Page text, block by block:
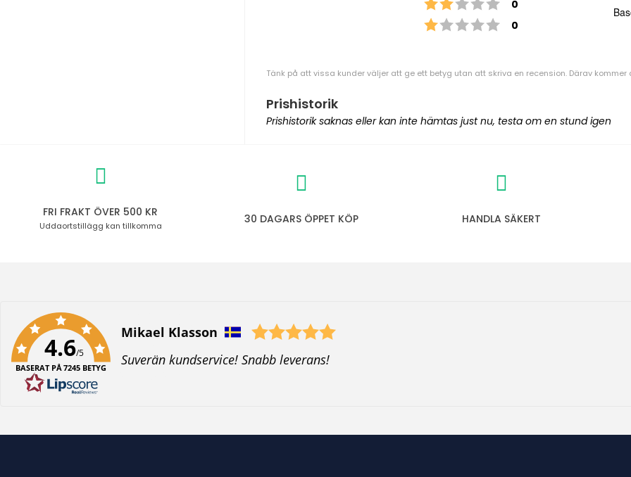
Betyg: 2 utav 5 stjärnor
0
Betyg: 1 utav 5 stjärnor
0
Tänk på att vissa kunder väljer att ge ett betyg utan att skriva en recension. Därav
Prishistorik
Prishistorik saknas eller kan inte hämtas just nu, testa om en stund igen
FRI FRAKT ÖVER 500 KR
Uddaortstillägg kan tillkomma 30 DAGARS ÖPPET KÖP HANDLA SÄKERT
4.6/5
BASERAT PÅ 7245 BETYG
Författare:
Mikael Klasson
T
Suverän kundservice! Snabb leverans!